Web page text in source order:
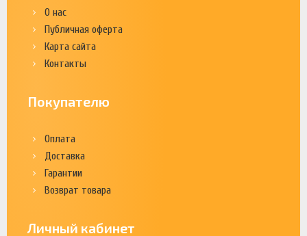
О нас
Публичная оферта
Карта сайта
Контакты
Покупателю
Оплата
Доставка
Гарантии
Возврат товара
Личный кабинет